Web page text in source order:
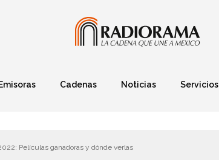
Emisoras Cadenas Noticias Servicios
Películas ganadoras y dónde verlas